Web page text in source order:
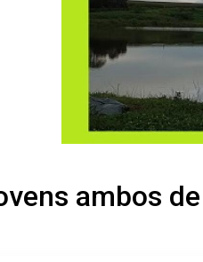
ambos